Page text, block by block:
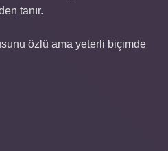
tanır.
özlü ama yeterli biçimde